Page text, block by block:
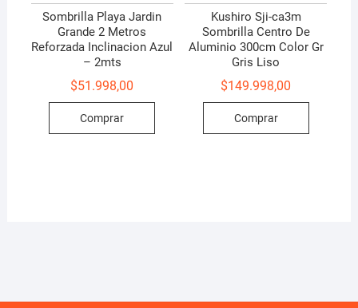
Sombrilla Playa Jardin
Grande 2 Metros
Reforzada Inclinacion Azul
– 2mts
$51.998,00
Comprar
Kushiro Sji-ca3m
Sombrilla Centro De
Aluminio 300cm Color Gr
Gris Liso
$149.998,00
Comprar